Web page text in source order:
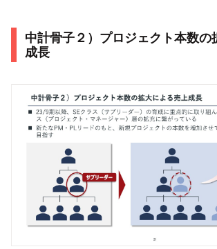
中計骨子２）プロジェクト本数の
成長